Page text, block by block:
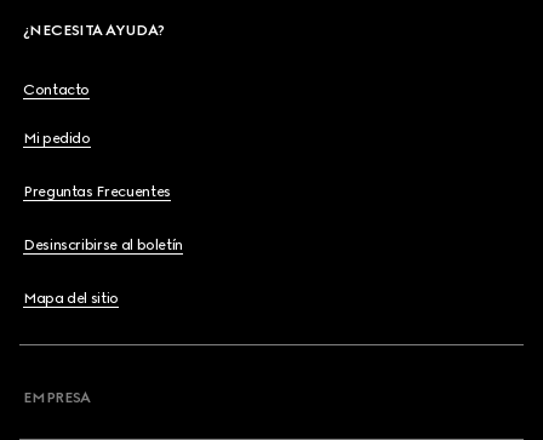
¿NECESITA AYUDA?
Contacto
Mi pedido
Preguntas Frecuentes
Desinscribirse al boletín
Mapa del sitio
EMPRESA